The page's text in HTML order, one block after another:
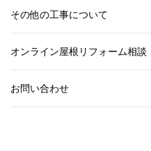
その他の工事について
オンライン屋根リフォーム相談
お問い合わせ